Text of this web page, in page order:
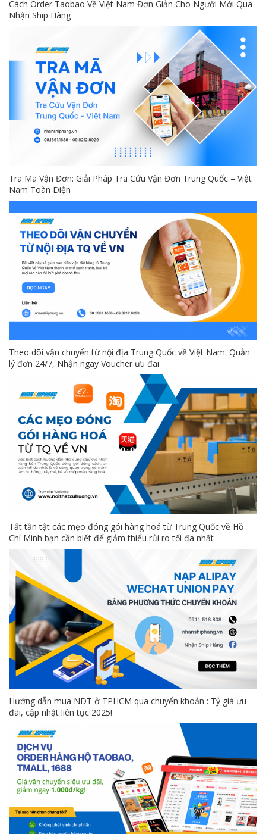
Cách Order Taobao Về Việt Nam Đơn Giản Cho Người Mới Qua
Nhận Ship Hàng
Tra Mã Vận Đơn: Giải Pháp Tra Cứu Vận Đơn Trung Quốc – Việt
Nam Toàn Diện
Theo dõi vận chuyển từ nội địa Trung Quốc về Việt Nam: Quản
lý đơn 24/7, Nhận ngay Voucher ưu đãi
Tất tần tật các mẹo đóng gói hàng hoá từ Trung Quốc về Hồ
Chí Minh bạn cần biết để giảm thiểu rủi ro tối đa nhất
Hướng dẫn mua NDT ở TPHCM qua chuyển khoản : Tỷ giá ưu
đãi, cập nhật liên tục 2025!